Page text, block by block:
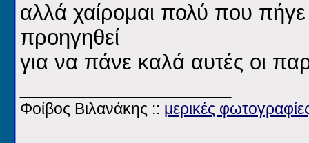
αλλά χαίρομαι πολύ που πήγε
προηγηθεί
για να πάνε καλά αυτές οι
Φοίβος Βιλανάκης :: μερικές